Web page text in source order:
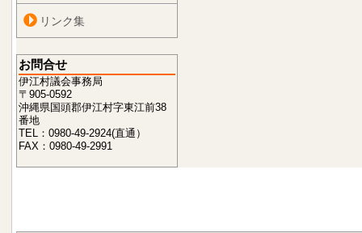
リンク集
お問合せ
伊江村議会事務局
〒905-0592
沖縄県国頭郡伊江村字東江前38
番地
TEL：0980-49-2924(直通）
FAX：0980-49-2991